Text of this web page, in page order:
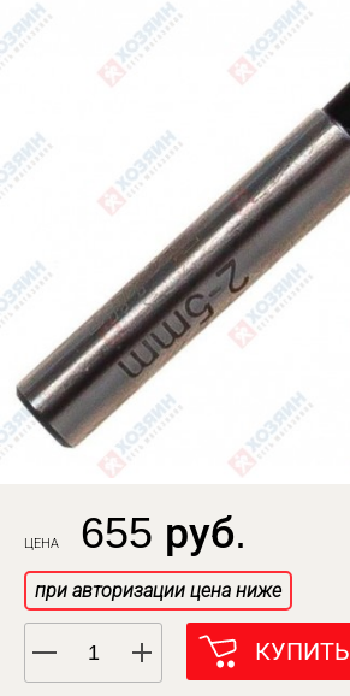
ЦЕНА 655 руб.
при авторизации цена ниже
КУПИТЬ